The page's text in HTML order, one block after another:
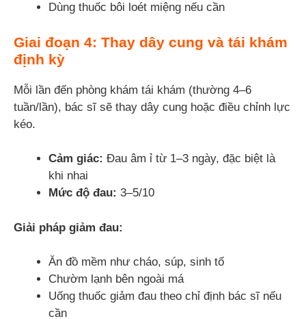
Dùng thuốc bôi loét miệng nếu cần
Giai đoạn 4: Thay dây cung và tái khám
định kỳ
Mỗi lần đến phòng khám tái khám (thường 4–6
tuần/lần), bác sĩ sẽ thay dây cung hoặc điều chỉnh lực
kéo.
Cảm giác: Đau âm ỉ từ 1–3 ngày, đặc biệt là
khi nhai
Mức độ đau: 3–5/10
Giải pháp giảm đau:
Ăn đồ mềm như cháo, súp, sinh tố
Chườm lạnh bên ngoài má
Uống thuốc giảm đau theo chỉ định bác sĩ nếu
cần